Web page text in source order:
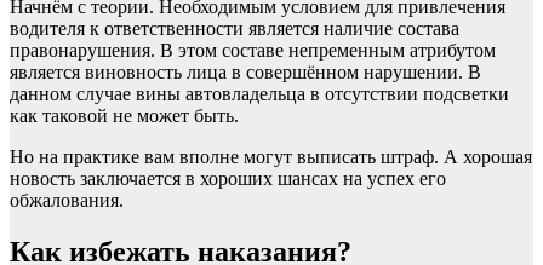
Начнём с теории. Необходимым условием для привлечения
водителя к ответственности является наличие состава
правонарушения. В этом составе непременным атрибутом
является виновность лица в совершённом нарушении. В
данном случае вины автовладельца в отсутствии подсветки
как таковой не может быть.
Но на практике вам вполне могут выписать штраф. А хорошая
новость заключается в хороших шансах на успех его
обжалования.
Как избежать наказания?